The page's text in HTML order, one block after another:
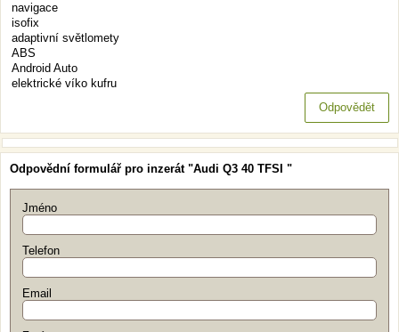
navigace
isofix
adaptivní světlomety
ABS
Android Auto
elektrické víko kufru
Odpovědět
Odpovědní formulář pro inzerát "Audi Q3 40 TFSI "
Jméno
Telefon
Email